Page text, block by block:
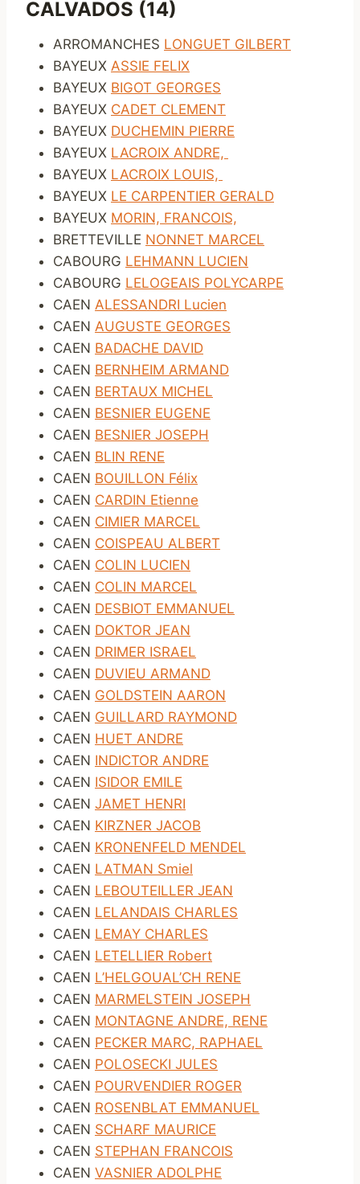
CALVADOS (14)
ARROMANCHES LONGUET GILBERT
BAYEUX ASSIE FELIX
BAYEUX BIGOT GEORGES
BAYEUX CADET CLEMENT
BAYEUX DUCHEMIN PIERRE
BAYEUX LACROIX ANDRE,
BAYEUX LACROIX LOUIS,
BAYEUX LE CARPENTIER GERALD
BAYEUX MORIN, FRANCOIS,
BRETTEVILLE NONNET MARCEL
CABOURG LEHMANN LUCIEN
CABOURG LELOGEAIS POLYCARPE
CAEN ALESSANDRI Lucien
CAEN AUGUSTE GEORGES
CAEN BADACHE DAVID
CAEN BERNHEIM ARMAND
CAEN BERTAUX MICHEL
CAEN BESNIER EUGENE
CAEN BESNIER JOSEPH
CAEN BLIN RENE
CAEN BOUILLON Félix
CAEN CARDIN Etienne
CAEN CIMIER MARCEL
CAEN COISPEAU ALBERT
CAEN COLIN LUCIEN
CAEN COLIN MARCEL
CAEN DESBIOT EMMANUEL
CAEN DOKTOR JEAN
CAEN DRIMER ISRAEL
CAEN DUVIEU ARMAND
CAEN GOLDSTEIN AARON
CAEN GUILLARD RAYMOND
CAEN HUET ANDRE
CAEN INDICTOR ANDRE
CAEN ISIDOR EMILE
CAEN JAMET HENRI
CAEN KIRZNER JACOB
CAEN KRONENFELD MENDEL
CAEN LATMAN Smiel
CAEN LEBOUTEILLER JEAN
CAEN LELANDAIS CHARLES
CAEN LEMAY CHARLES
CAEN LETELLIER Robert
CAEN L’HELGOUAL’CH RENE
CAEN MARMELSTEIN JOSEPH
CAEN MONTAGNE ANDRE, RENE
CAEN PECKER MARC, RAPHAEL
CAEN POLOSECKI JULES
CAEN POURVENDIER ROGER
CAEN ROSENBLAT EMMANUEL
CAEN SCHARF MAURICE
CAEN STEPHAN FRANCOIS
CAEN VASNIER ADOLPHE